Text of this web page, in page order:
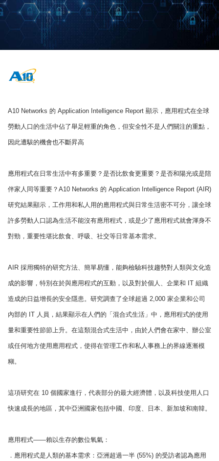
A10 Networks 的 Application Intelligence Report 顯示，應用程式在全球
勞動人口的生活中佔了舉足輕重的角色，但安全性不是人們關注的重點，
因此遭駭的機會也不斷昇高
應用程式在日常生活中有多重要？是否比飲食更重要？是否和陽光或是陪
伴家人同等重要？A10 Networks 的 Application Intelligence Report (AIR)
研究結果顯示，工作用和私人用的應用程式與日常生活密不可分，讓全球
許多勞動人口認為生活不能沒有應用程式，或是少了應用程式就會渾身不
對勁，重要性堪比飲食、呼吸、社交等日常基本需求。
AIR 採用獨特的研究方法、簡單易懂，能夠檢驗科技趨勢對人類與文化造
成的影響，特別在於與應用程式的互動，以及對於個人、企業和 IT 組織
造成的日益增長的安全隱患。研究調查了全球超過 2,000 家企業和公司
內部的 IT 人員，結果顯示在人們的「混合式生活」中，應用程式的使用
量和重要性節節上升。在這類混合式生活中，由於人們會在家中、辦公室
或任何地方使用應用程式，使得在管理工作和私人事務上的界線逐漸模
糊。
這項研究在 10 個國家進行，代表部分的最大經濟體，以及科技使用人口
快速成長的地區，其中亞洲國家包括中國、印度、日本、新加坡和南韓。
應用程式——賴以生存的數位氧氣：
．應用程式是人類的基本需求：亞洲超過一半 (55%) 的受訪者認為應用